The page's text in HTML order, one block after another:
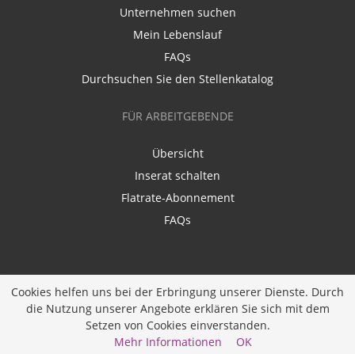
Unternehmen suchen
Mein Lebenslauf
FAQs
Durchsuchen Sie den Stellenkatalog
FÜR ARBEITGEBENDE
Übersicht
Inserat schalten
Flatrate-Abonnement
FAQs
Ein Unternehmen derDiversity Job Group GmbH
JOBIQO
Cookies helfen uns bei der Erbringung unserer Dienste. Durch
die Nutzung unserer Angebote erklären Sie sich mit dem
Setzen von Cookies einverstanden.
Mehr Informationen
OK